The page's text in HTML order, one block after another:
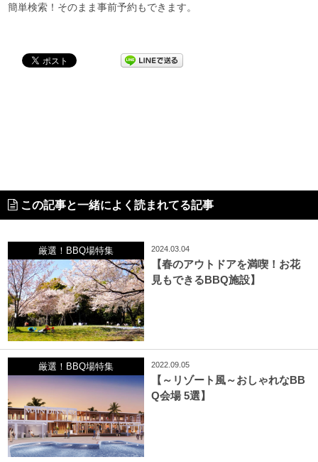
簡単検索！そのまま事前予約もできます。
この記事と一緒によく読まれてる記事
厳選！BBQ場特集 2024.03.04
【春のアウトドアを満喫！お花
見もできるBBQ施設】
厳選！BBQ場特集 2022.09.05
【～リゾート風～おしゃれなBB
Q会場 5選】